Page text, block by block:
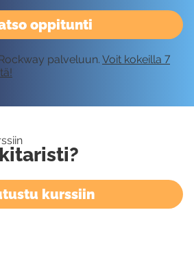
oppitunti
palveluun. Voit kokeilla 7
kurssiin